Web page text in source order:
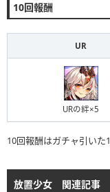
10回報酬
UR
URの絆×5
10回報酬はガチャ引いた
放置少女 関連記事